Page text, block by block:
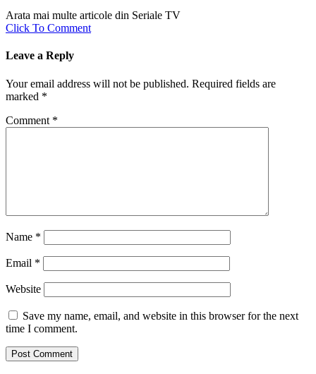
Arata mai multe articole din Seriale TV
Click To Comment
Leave a Reply
Your email address will not be published. Required fields are
marked *
Comment *
Name *
Email *
Website
Save my name, email, and website in this browser for the next
time I comment.